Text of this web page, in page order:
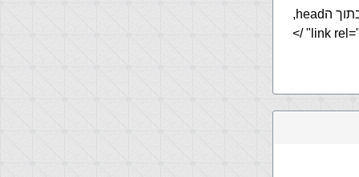
מומלץ לדעתי שתקח את כל הCSS לקובץ בשם CSS.CSS ובקבוץ של הHTML (בתוך הhead,
זה חשוב), תשים את קוד לינק רל ( <link rel="stylesheet" type="text/css" href="CSS.css" />